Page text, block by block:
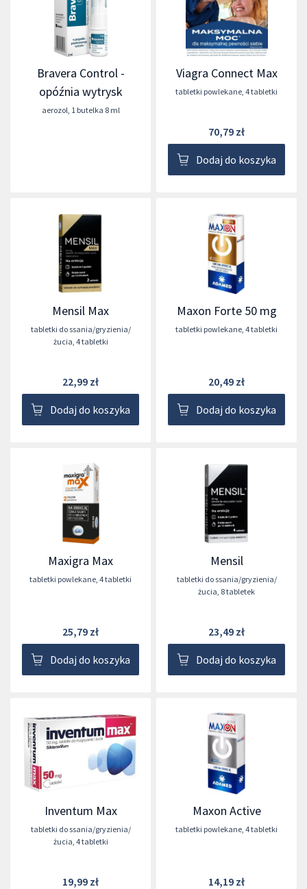
Bravera Control -
opóźnia wytrysk
aerozol, 1 butelka 8 ml
Viagra Connect Max
tabletki powlekane, 4 tabletki
70,79 zł
Dodaj do koszyka
Mensil Max
tabletki do ssania/gryzienia/
żucia, 4 tabletki
22,99 zł
Dodaj do koszyka
Maxon Forte 50 mg
tabletki powlekane, 4 tabletki
20,49 zł
Dodaj do koszyka
Maxigra Max
tabletki powlekane, 4 tabletki
25,79 zł
Dodaj do koszyka
Mensil
tabletki do ssania/gryzienia/
żucia, 8 tabletek
23,49 zł
Dodaj do koszyka
Inventum Max
tabletki do ssania/gryzienia/
żucia, 4 tabletki
19,99 zł
Maxon Active
tabletki powlekane, 4 tabletki
14,19 zł